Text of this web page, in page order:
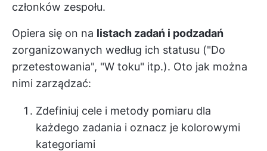
członków zespołu.
Opiera się on na listach zadań i podzadań
zorganizowanych według ich statusu ("Do
przetestowania", "W toku" itp.). Oto jak można
nimi zarządzać:
Zdefiniuj cele i metody pomiaru dla
każdego zadania i oznacz je kolorowymi
kategoriami